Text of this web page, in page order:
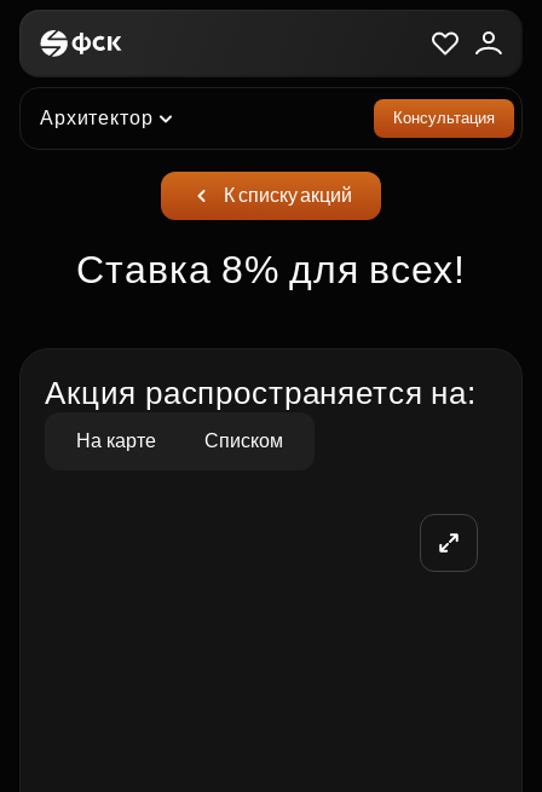
Архитектор Консультация
К списку акций
Ставка 8% для всех!
Акция распространяется на:
На карте Списком